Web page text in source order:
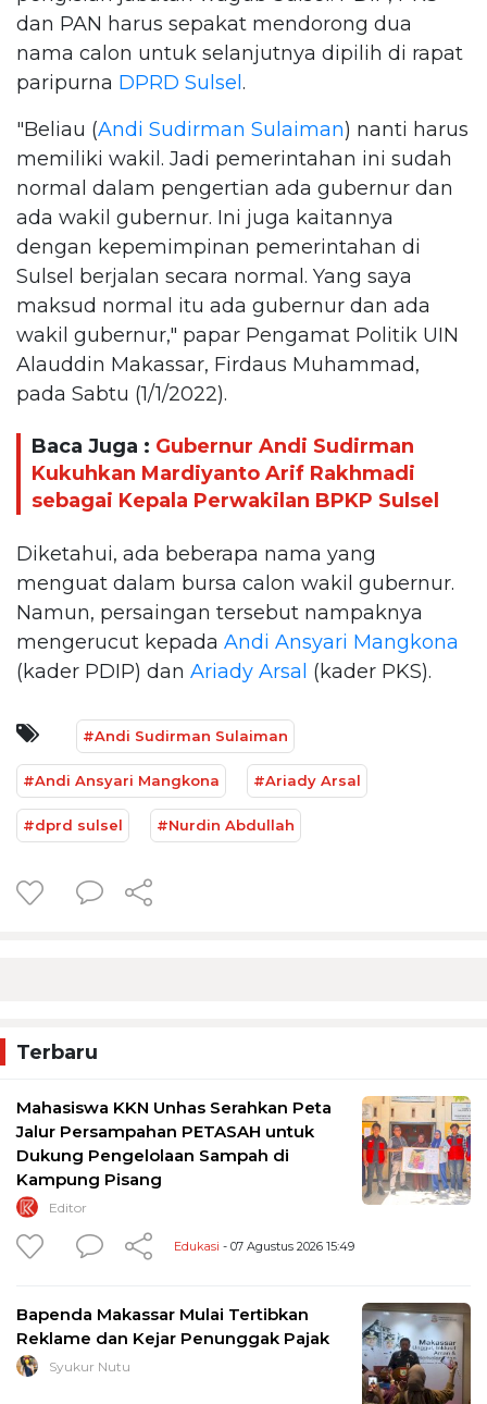
dan PAN harus sepakat mendorong dua
nama calon untuk selanjutnya dipilih di rapat
paripurna DPRD Sulsel .
"Beliau (Andi Sudirman Sulaiman) nanti harus
memiliki wakil. Jadi pemerintahan ini sudah
normal dalam pengertian ada gubernur dan
ada wakil gubernur. Ini juga kaitannya
dengan kepemimpinan pemerintahan di
Sulsel berjalan secara normal. Yang saya
maksud normal itu ada gubernur dan ada
wakil gubernur," papar Pengamat Politik UIN
Alauddin Makassar, Firdaus Muhammad,
pada Sabtu (1/1/2022).
Baca Juga : Gubernur Andi Sudirman
Kukuhkan Mardiyanto Arif Rakhmadi
sebagai Kepala Perwakilan BPKP Sulsel
Diketahui, ada beberapa nama yang
menguat dalam bursa calon wakil gubernur.
Namun, persaingan tersebut nampaknya
mengerucut kepada Andi Ansyari Mangkona
(kader PDIP) dan Ariady Arsal (kader PKS).
#Andi Sudirman Sulaiman
#Andi Ansyari Mangkona #Ariady Arsal
#dprd sulsel #Nurdin Abdullah
Terbaru
Mahasiswa KKN Unhas Serahkan Peta
Jalur Persampahan PETASAH untuk
Dukung Pengelolaan Sampah di
Kampung Pisang
Editor
Edukasi - 07 Agustus 2026 15:49
Bapenda Makassar Mulai Tertibkan
Reklame dan Kejar Penunggak Pajak
Syukur Nutu